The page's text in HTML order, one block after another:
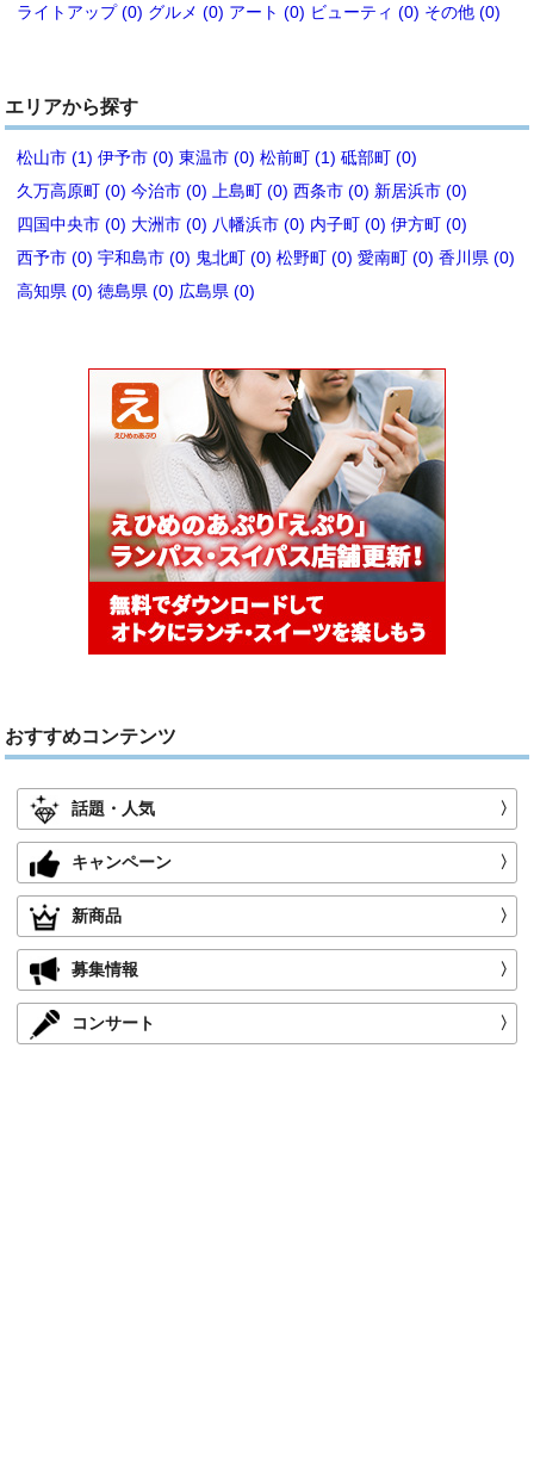
ライトアップ (0) グルメ (0) アート (0) ビューティ (0) その他 (0)
エリアから探す
松山市 (1) 伊予市 (0) 東温市 (0) 松前町 (1) 砥部町 (0)
久万高原町 (0) 今治市 (0) 上島町 (0) 西条市 (0) 新居浜市 (0)
四国中央市 (0) 大洲市 (0) 八幡浜市 (0) 内子町 (0) 伊方町 (0)
西予市 (0) 宇和島市 (0) 鬼北町 (0) 松野町 (0) 愛南町 (0) 香川県 (0)
高知県 (0) 徳島県 (0) 広島県 (0)
おすすめコンテンツ
話題・人気 〉
キャンペーン 〉
新商品 〉
募集情報 〉
コンサート 〉